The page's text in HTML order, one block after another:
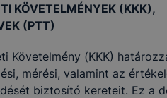
KÖVETELMÉNYEK (KKK),
(PTT)
Követelmény (KKK)
mérési, valamint az
biztosító kereteit. Ez a